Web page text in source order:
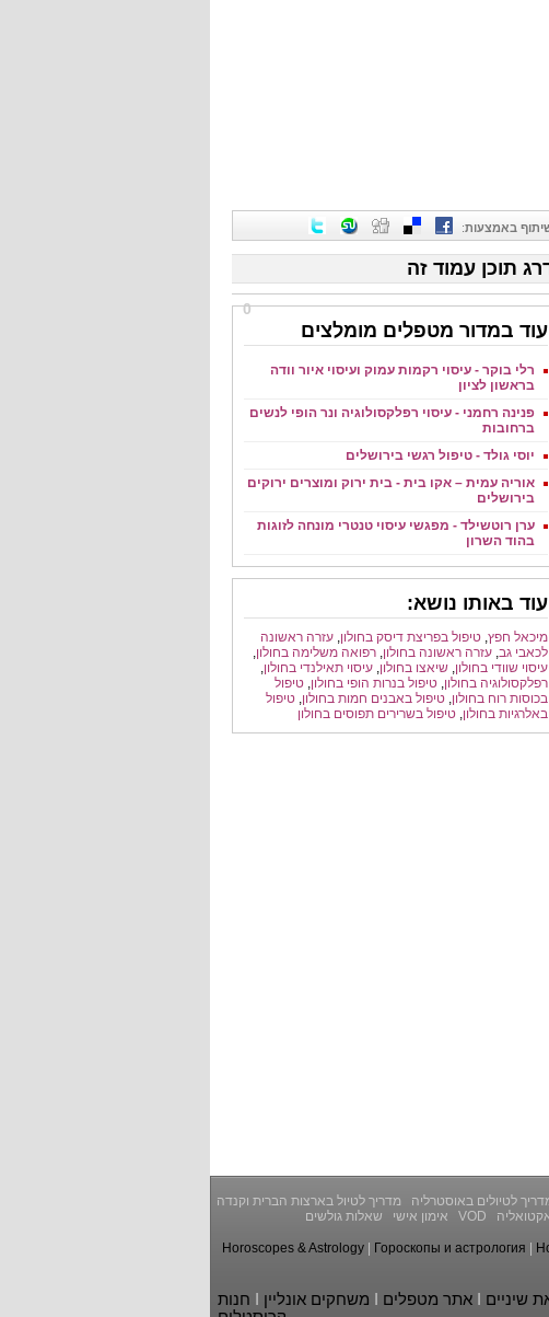
באמצעות:
תוכן עמוד זה
0
עוד במדור מטפלים מומלצים
רלי בוקר - עיסוי רקמות עמוק ועיסוי איור וודה
בראשון לציון
פנינה רחמני - עיסוי רפלקסולוגיה ונר הופי לנשים
ברחובות
יוסי גולד - טיפול רגשי בירושלים
אוריה עמית – אקו בית - בית ירוק ומוצרים ירוקים
בירושלים
ערן רוטשילד - מפגשי עיסוי טנטרי מונחה לזוגות
בהוד השרון
עוד באותו נושא:
מיכאל חפץ, טיפול בפריצת דיסק בחולון, עזרה ראשונה
לכאבי גב, עזרה ראשונה בחולון, רפואה משלימה בחולון,
עיסוי שוודי בחולון, שיאצו בחולון, עיסוי תאילנדי בחולון,
רפלקסולוגיה בחולון, טיפול בנרות הופי בחולון, טיפול
בכוסות רוח בחולון, טיפול באבנים חמות בחולון, טיפול
באלרגיות בחולון, טיפול בשרירים תפוסים בחולון
לטיולים באוסטרליה
מדריך לטיול בארצות הברית וקנדה
VOD אימון אישי שאלות גולשים
Horoscopes & Astrology| Гороскопы и астрология
שיניים אתר מטפלים משחקים אונליין
חנות